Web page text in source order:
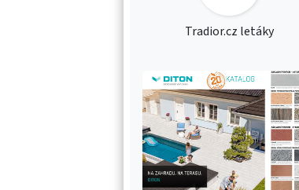
Tradior.cz letáky